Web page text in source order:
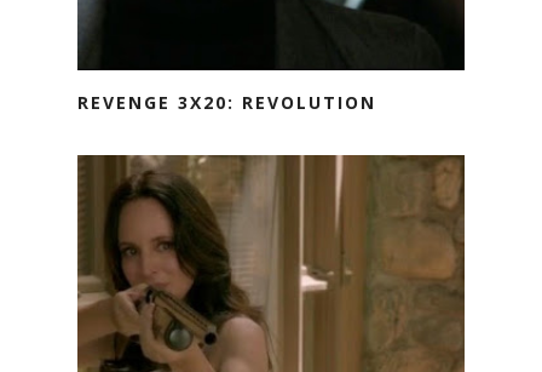
REVENGE 3X20: REVOLUTION